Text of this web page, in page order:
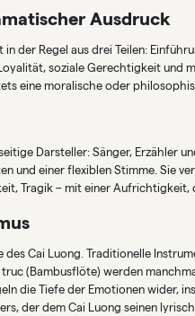
Ausdruck
der Regel aus drei Teilen:
soziale Gerechtigkeit und
eine moralische oder
Darsteller: Sänger, Erzähler
und einer flexiblen Stimme. Sie
Tragik – mit einer Aufrichtigkeit,
des Cai Luong. Traditionelle
(Bambusflöte) werden
die Tiefe der Emotionen wider,
der dem Cai Luong seinen